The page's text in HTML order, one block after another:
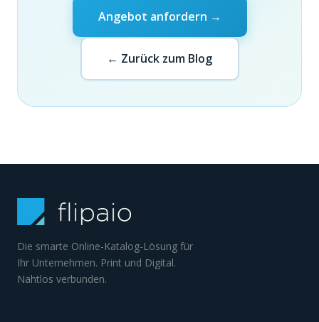
Angebot anfordern →
← Zurück zum Blog
Die smarte Online-Katalog-Lösung für
Ihr Unternehmen. Print und Digital.
Nahtlos verbunden.